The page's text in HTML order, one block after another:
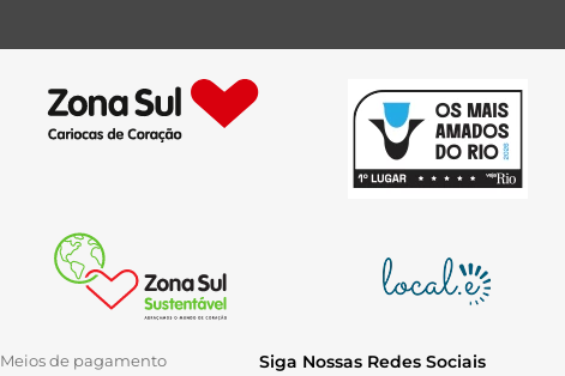
Meios de pagamento Siga Nossas Redes Sociais